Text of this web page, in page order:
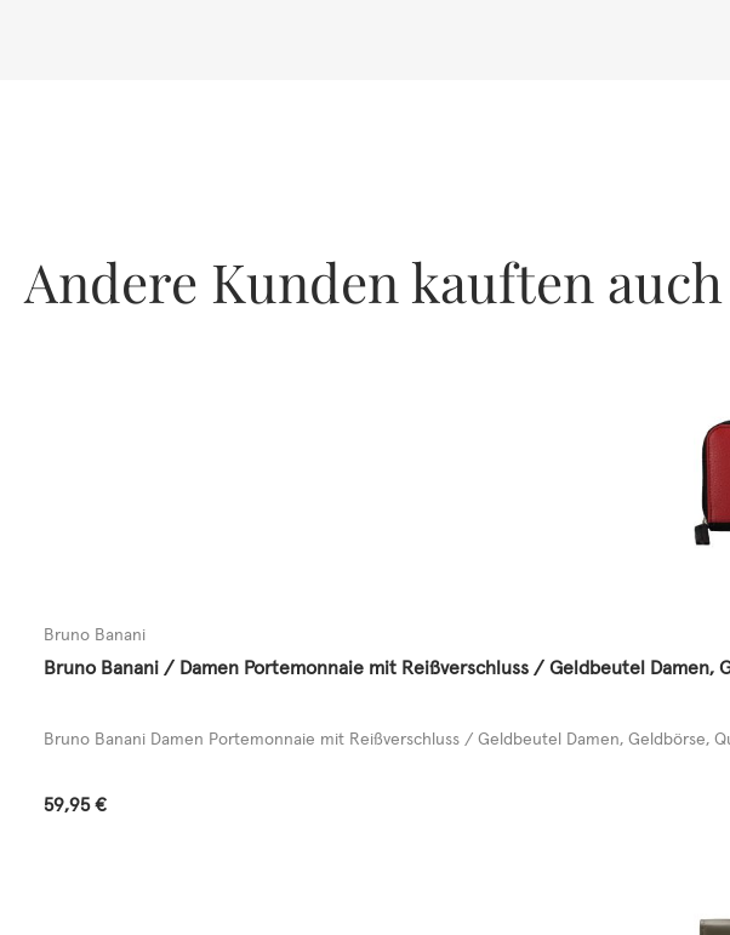
Andere Kunden kauften auch
Bruno Banani
Bruno Banani / Damen Portemonnaie mit Reißverschluss / Geldbeutel
Bruno Banani Damen Portemonnaie mit Reißverschluss / Geldbeutel Damen, Geldbörse,
Regulärer Preis:
59,95 €